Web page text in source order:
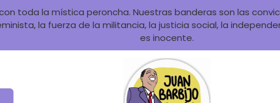
toda la mística peroncha. Nuestras banderas son las
la fuerza de la militancia, la justicia social, la
es inocente.